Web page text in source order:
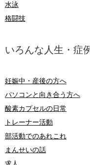
水泳
格闘技
いろんな人生・症
妊娠中・産後の方へ
パソコンと向き合う方へ
酸素カプセルの日常
トレーナー活動
部活動でのあれこれ
まんせいの話